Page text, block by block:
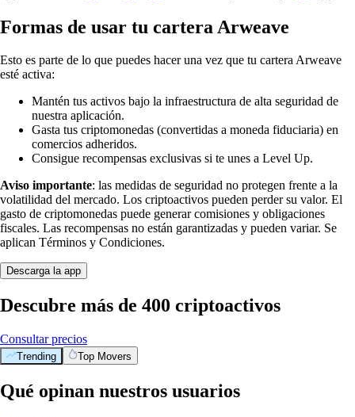
Formas de usar tu cartera Arweave
Esto es parte de lo que puedes hacer una vez que tu cartera Arweave
esté activa:
Mantén tus activos bajo la infraestructura de alta seguridad de
nuestra aplicación.
Gasta tus criptomonedas (convertidas a moneda fiduciaria) en
comercios adheridos.
Consigue recompensas exclusivas si te unes a Level Up.
Aviso importante: las medidas de seguridad no protegen frente a la
volatilidad del mercado. Los criptoactivos pueden perder su valor. El
gasto de criptomonedas puede generar comisiones y obligaciones
fiscales. Las recompensas no están garantizadas y pueden variar. Se
aplican Términos y Condiciones.
Descarga la app
Descubre más de 400 criptoactivos
Consultar precios
Trending Top Movers
Qué opinan nuestros usuarios